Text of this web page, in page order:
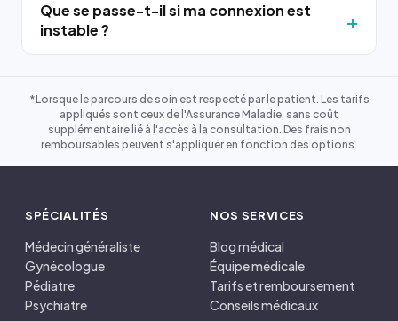
Que se passe-t-il si ma connexion est
instable ?
*Lorsque le parcours de soin est respecté par le patient. Les tarifs
appliqués sont ceux de l'Assurance Maladie, sans coût
supplémentaire lié à l'accès à la consultation. Des frais non
remboursables peuvent s'appliquer en fonction des options.
SPÉCIALITÉS
Médecin généraliste
Gynécologue
Pédiatre
Psychiatre
NOS SERVICES
Blog médical
Équipe médicale
Tarifs et remboursement
Conseils médicaux